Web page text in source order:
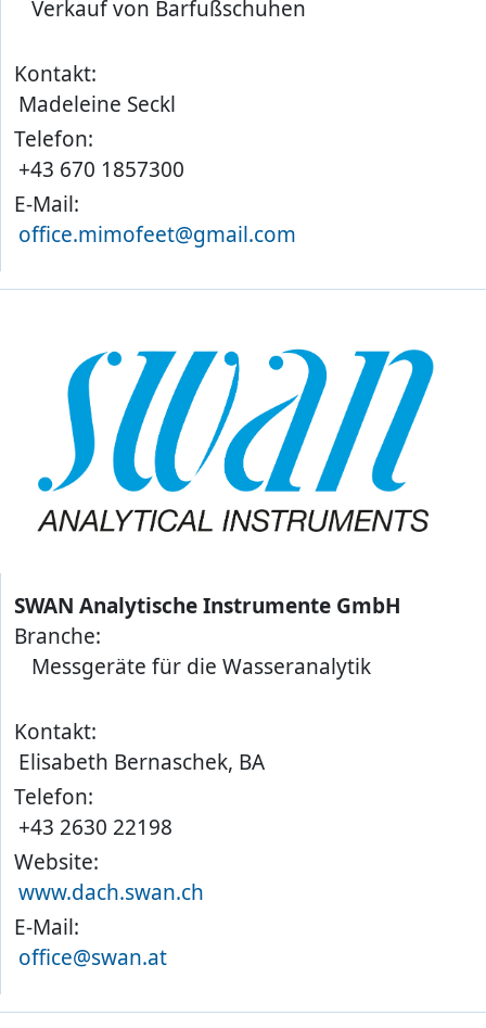
Verkauf von Barfußschuhen
Kontakt:
Madeleine Seckl
Telefon:
+43 670 1857300
E-Mail:
office.mimofeet@gmail.com
SWAN Analytische Instrumente GmbH
Branche:
Messgeräte für die Wasseranalytik
Kontakt:
Elisabeth Bernaschek, BA
Telefon:
+43 2630 22198
Website:
www.dach.swan.ch
E-Mail:
office@swan.at